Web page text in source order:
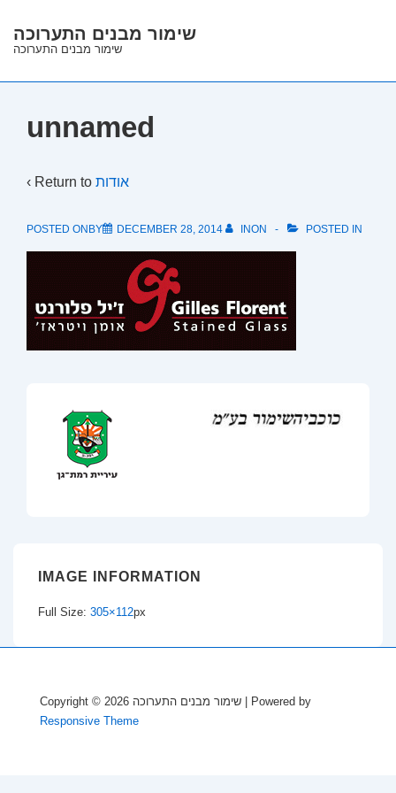
Skip
Main
שימור מבנים התערוכה
שימור מבנים התערוכה
unnamed
‹ Return to אודות
POSTED ONBY DECEMBER 28, 2014 INON POSTED IN
IMAGE INFORMATION
Full Size: 305×112px
Copyright © 2026
| Powered by
Responsive Theme